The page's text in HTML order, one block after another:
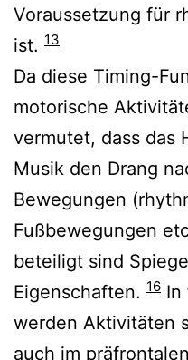
Voraussetzung für
ist. 13
Da diese Timing-
motorische
vermutet, dass das
Musik den Drang
Bewegungen
Fußbewegungen
beteiligt sind
Eigenschaften. 16 In
werden Aktivitäten
auch im